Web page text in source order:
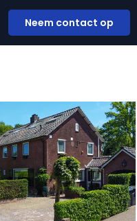
Neem contact op